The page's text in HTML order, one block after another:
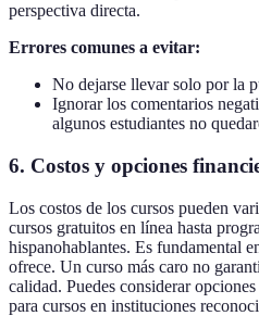
perspectiva directa.
Errores comunes a evitar:
No dejarse llevar solo por la
Ignorar los comentarios
algunos estudiantes no
6. Costos y opciones
Los costos de los cursos pueden
cursos gratuitos en línea hasta
hispanohablantes. Es fundamental
ofrece. Un curso más caro no
calidad. Puedes considerar
para cursos en instituciones